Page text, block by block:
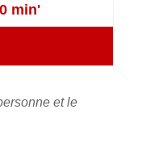
min'
et le